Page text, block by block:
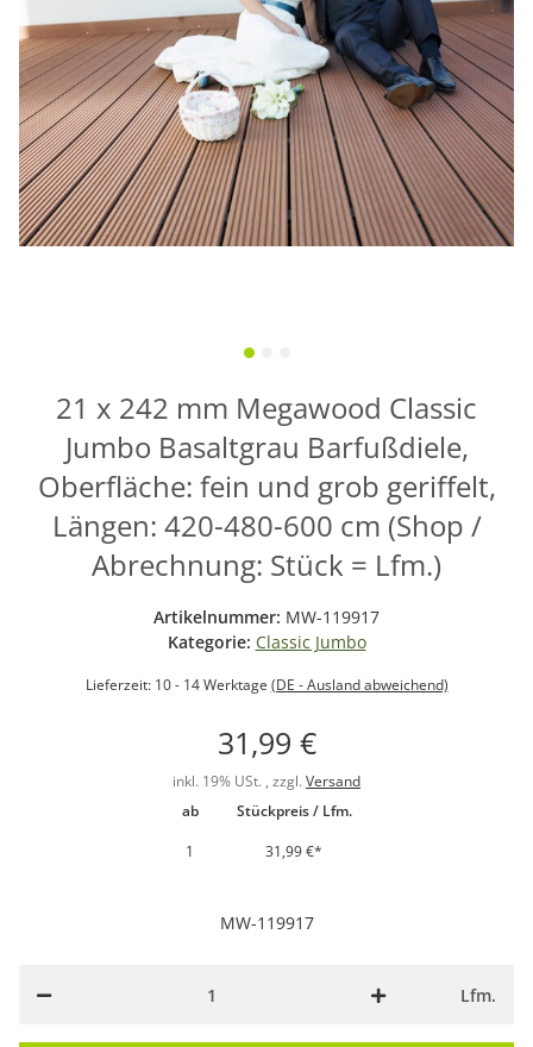
21 x 242 mm Megawood Classic
Jumbo Basaltgrau Barfußdiele,
Oberfläche: fein und grob geriffelt,
Längen: 420-480-600 cm (Shop /
Abrechnung: Stück = Lfm.)
Artikelnummer: MW-119917
Kategorie: Classic Jumbo
Lieferzeit: 10 - 14 Werktage (DE - Ausland abweichend)
31,99 €
inkl. 19% USt. , zzgl. Versand
ab
Stückpreis / Lfm.
1
31,99 €*
MW-119917
Lfm.